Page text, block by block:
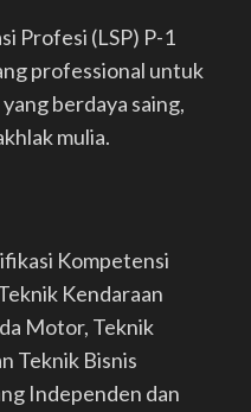
Profesi (LSP) P-1
professional untuk
berdaya saing,
mulia.
Kompetensi
Kendaraan
Motor, Teknik
Teknik Bisnis
Independen dan